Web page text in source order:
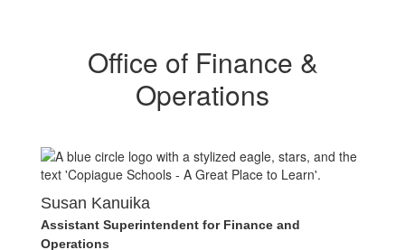
Office of Finance &
Operations
Susan Kanuika
Assistant Superintendent for Finance and
Operations